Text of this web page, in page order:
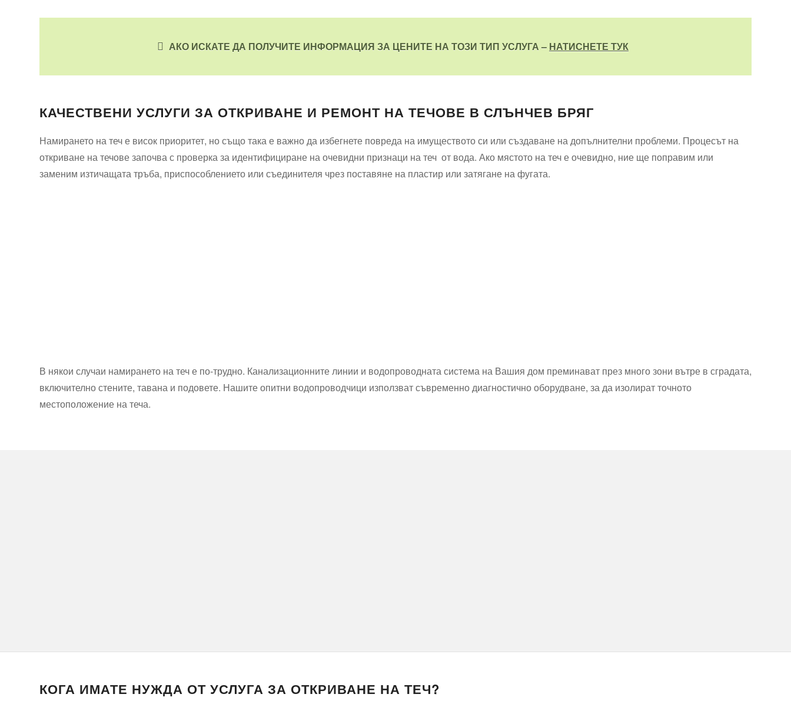
АКО ИСКАТЕ ДА ПОЛУЧИТЕ ИНФОРМАЦИЯ ЗА ЦЕНИТЕ НА ТОЗИ ТИП УСЛУГА – НАТИСНЕТЕ ТУК
КАЧЕСТВЕНИ УСЛУГИ ЗА ОТКРИВАНЕ И РЕМОНТ НА ТЕЧОВЕ В СЛЪНЧЕВ БРЯГ
Намирането на теч е висок приоритет, но също така е важно да избегнете повреда на имуществото си или създаване на допълнителни проблеми. Процесът на
откриване на течове започва с проверка за идентифициране на очевидни признаци на теч от вода. Ако мястото на теч е очевидно, ние ще поправим или
заменим изтичащата тръба, приспособлението или съединителя чрез поставяне на пластир или затягане на фугата.
В някои случаи намирането на теч е по-трудно. Канализационните линии и водопроводната система на Вашия дом преминават през много зони вътре в сградата,
включително стените, тавана и подовете. Нашите опитни водопроводчици използват съвременно диагностично оборудване, за да изолират точното
местоположение на теча.
КОГА ИМАТЕ НУЖДА ОТ УСЛУГА ЗА ОТКРИВАНЕ НА ТЕЧ?